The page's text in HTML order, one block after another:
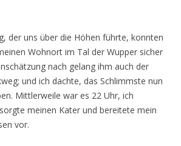
der uns über die Höhen führte, konnten
Wohnort im Tal der Wupper sicher
nach gelang ihm auch der
und ich dachte, das Schlimmste nun
Mittlerweile war es 22 Uhr, ich
meinen Kater und bereitete mein
vor.